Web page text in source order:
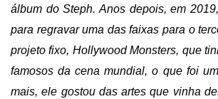
álbum do Steph. Anos depois, em
para regravar uma das faixas para o
projeto fixo, Hollywood Monsters, que
famosos da cena mundial, o que foi
mais, ele gostou das artes que vinha